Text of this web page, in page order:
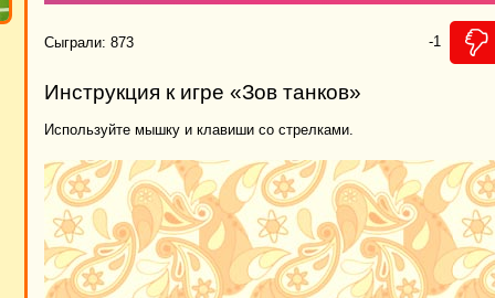
Сыграли: 873 -1
Инструкция к игре «Зов танков»
Используйте мышку и клавиши со стрелками.